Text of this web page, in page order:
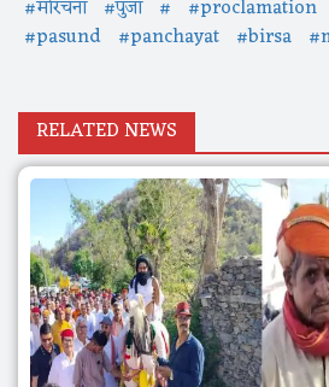
#मोरचना #पुंजा # #proclamation
#pasund #panchayat #birsa
RELATED NEWS